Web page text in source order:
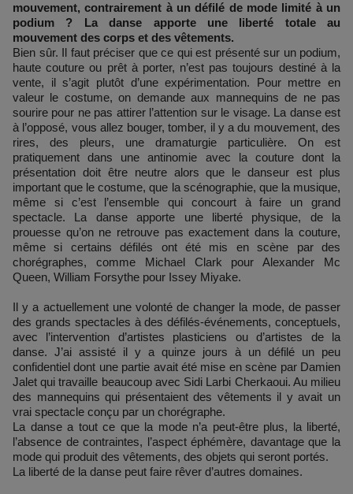
mouvement, contrairement à un défilé de mode limité à un
podium ? La danse apporte une liberté totale au
mouvement des corps et des vêtements.
Bien sûr. Il faut préciser que ce qui est présenté sur un podium,
haute couture ou prêt à porter, n’est pas toujours destiné à la
vente, il s’agit plutôt d’une expérimentation. Pour mettre en
valeur le costume, on demande aux mannequins de ne pas
sourire pour ne pas attirer l’attention sur le visage. La danse est
à l’opposé, vous allez bouger, tomber, il y a du mouvement, des
rires, des pleurs, une dramaturgie particulière. On est
pratiquement dans une antinomie avec la couture dont la
présentation doit être neutre alors que le danseur est plus
important que le costume, que la scénographie, que la musique,
même si c’est l’ensemble qui concourt à faire un grand
spectacle. La danse apporte une liberté physique, de la
prouesse qu’on ne retrouve pas exactement dans la couture,
même si certains défilés ont été mis en scène par des
chorégraphes, comme Michael Clark pour Alexander Mc
Queen, William Forsythe pour Issey Miyake.
Il y a actuellement une volonté de changer la mode, de passer
des grands spectacles à des défilés-événements, conceptuels,
avec l’intervention d’artistes plasticiens ou d’artistes de la
danse. J’ai assisté il y a quinze jours à un défilé un peu
confidentiel dont une partie avait été mise en scène par Damien
Jalet qui travaille beaucoup avec Sidi Larbi Cherkaoui. Au milieu
des mannequins qui présentaient des vêtements il y avait un
vrai spectacle conçu par un chorégraphe.
La danse a tout ce que la mode n’a peut-être plus, la liberté,
l’absence de contraintes, l’aspect éphémère, davantage que la
mode qui produit des vêtements, des objets qui seront portés.
La liberté de la danse peut faire rêver d’autres domaines.